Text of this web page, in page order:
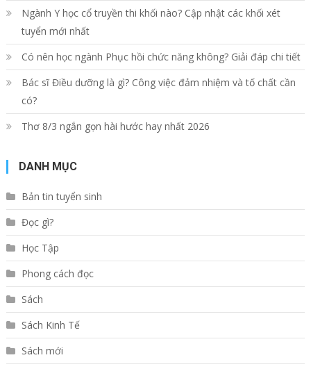
Ngành Y học cổ truyền thi khối nào? Cập nhật các khối xét
tuyển mới nhất
Có nên học ngành Phục hồi chức năng không? Giải đáp chi tiết
Bác sĩ Điều dưỡng là gì? Công việc đảm nhiệm và tố chất cần
có?
Thơ 8/3 ngắn gọn hài hước hay nhất 2026
DANH MỤC
Bản tin tuyển sinh
Đọc gì?
Học Tập
Phong cách đọc
Sách
Sách Kinh Tế
Sách mới